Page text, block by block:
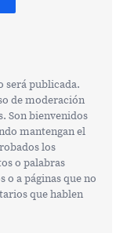
será publicada.
de moderación
Son bienvenidos
mantengan el
los
o palabras
a páginas que no
que hablen